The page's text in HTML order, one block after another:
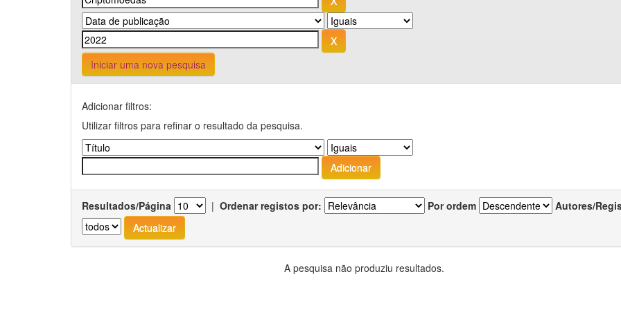
Iniciar uma nova pesquisa
Adicionar filtros:
Utilizar filtros para refinar o resultado da pesquisa.
Resultados/Página | Ordenar registos por: Por ordem Autores/
A pesquisa não produziu resultados.